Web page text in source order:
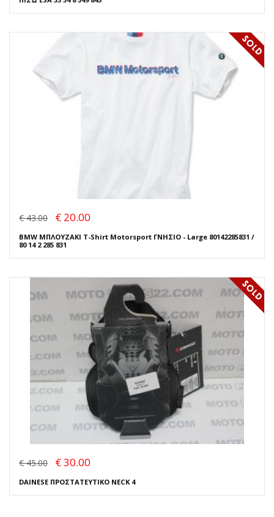
€ 43.00 € 20.00
BMW ΜΠΛΟΥΖΑΚΙ T-Shirt Motorsport ΓΝΗΣΙΟ - Large 80142285831 /
80 14 2 285 831
€ 45.00 € 30.00
DAINESE ΠΡΟΣΤΑΤΕΥΤΙΚΟ NECK 4